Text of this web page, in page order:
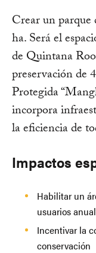
Crear un parque
ha. Será el
de Quintana
preservación de
Protegida
incorpora
la eficiencia de
Impactos
Habilitar un
usuarios
Incentivar la
conservación